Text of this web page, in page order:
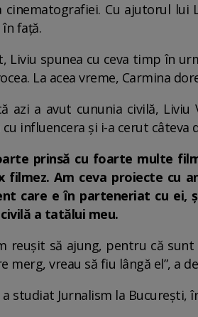
cinematografiei. Cu ajutorul lui
față.
Liviu spunea cu ceva timp în
La acea vreme, Carmina
azi a avut cununia civilă,
influencera și i-a cerut
prinsă cu foarte multe
filmez. Am ceva proiecte cu
care e în parteneriat cu
a tatălui meu.
reușit să ajung, pentru că
merg, vreau să fiu lângă el”, a
a studiat Jurnalism la București,